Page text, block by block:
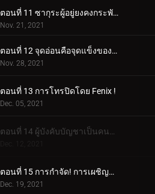
ตอนที่ 11 ซากุระผู้อยู่ยงคงกระพัน พลังเหล่านั้นมีไว้เพื่ออะไร?
Nov. 21, 2021
ตอนที่ 12 จุดอ่อนคือจุดแข็งของคุณ! ฌานน์ผู้ไร้เทียมทาน!
Nov. 28, 2021
ตอนที่ 13 การโทรปิดโดย Fenix ​​​​!
Dec. 05, 2021
ตอนที่ 15 การกำจัด! การเผชิญหน้า! เดดแมน!
Dec. 19, 2021